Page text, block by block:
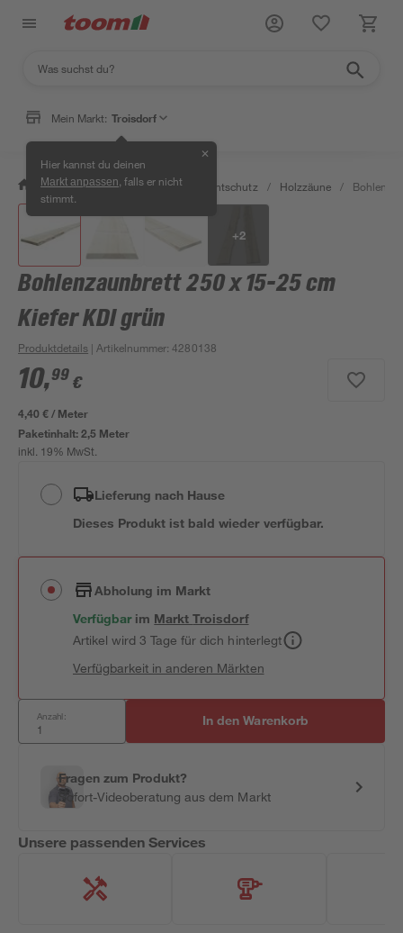
Mein Markt: Troisdorf
Hier kannst du deinen
Markt anpassen , falls er nicht
stimmt.
✕
/ Garten & Freizeit / Zäune & Sichtschutz / Holzzäune /
+2
Bohlenzaunbrett 250 x 15-25 cm
Kiefer KDI grün
Produktdetails | Artikelnummer:4280138
10,99 €
4,40 € / Meter
Paketinhalt:2,5 Meter
inkl. 19% MwSt.
Lieferung nach Hause
Dieses Produkt ist bald wieder verfügbar.
Abholung im Markt
Verfügbar im MarktTroisdorf
Artikel wird 3 Tage für dich hinterlegt
Verfügbarkeit in anderen Märkten
Anzahl: In den Warenkorb
Fragen zum Produkt?
Sofort-Videoberatung aus dem Markt
Unsere passenden Services